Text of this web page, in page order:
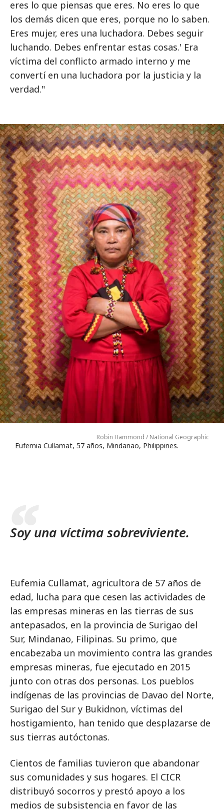
eres lo que piensas que eres. No eres lo que
los demás dicen que eres, porque no lo saben.
Eres mujer, eres una luchadora. Debes seguir
luchando. Debes enfrentar estas cosas.' Era
víctima del conflicto armado interno y me
convertí en una luchadora por la justicia y la
verdad."
Robin Hammond / National Geographic
Eufemia Cullamat, 57 años, Mindanao, Philippines.
Soy una víctima sobreviviente.
Eufemia Cullamat, agricultora de 57 años de
edad, lucha para que cesen las actividades de
las empresas mineras en las tierras de sus
antepasados, en la provincia de Surigao del
Sur, Mindanao, Filipinas. Su primo, que
encabezaba un movimiento contra las grandes
empresas mineras, fue ejecutado en 2015
junto con otras dos personas. Los pueblos
indígenas de las provincias de Davao del Norte,
Surigao del Sur y Bukidnon, víctimas del
hostigamiento, han tenido que desplazarse de
sus tierras autóctonas.
Cientos de familias tuvieron que abandonar
sus comunidades y sus hogares. El CICR
distribuyó socorros y prestó apoyo a los
medios de subsistencia en favor de las